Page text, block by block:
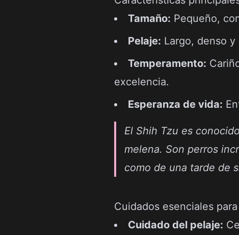
Tamaño: Pequeño,
Pelaje: Largo, denso
Temperamento:
excelencia.
Esperanza de vida:
El Shih Tzu es
melena. Son perros
como de una tarde de
Cuidados esenciales
Cuidado del pelaje: